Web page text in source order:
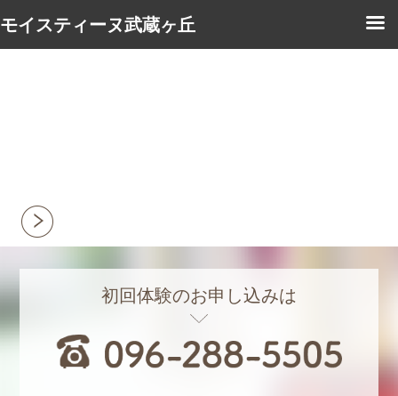
初回体験のお申し込みは
モイスティーヌ武蔵ヶ丘